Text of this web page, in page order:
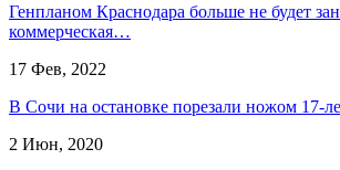
Генпланом Краснодара больше не будет
коммерческая…
17 Фев, 2022
В Сочи на остановке порезали ножом 17-
2 Июн, 2020